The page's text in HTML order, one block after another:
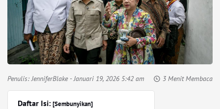
Penulis:JenniferBlake- Januari 19, 2026 5:42 am 3 Menit Membaca
Daftar Isi: [Sembunyikan]